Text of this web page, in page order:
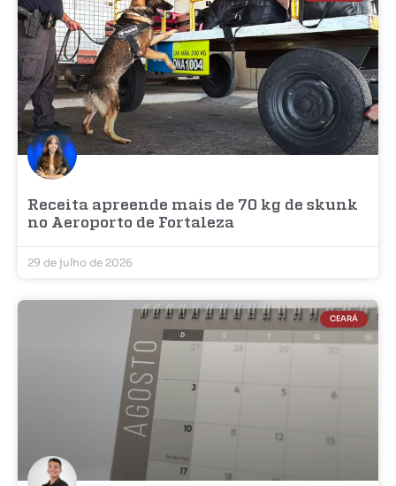
Receita apreende mais de 70 kg de skunk
no Aeroporto de Fortaleza
29 de julho de 2026
CEARÁ